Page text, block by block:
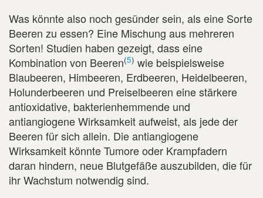
Was könnte also noch gesünder sein, als eine Sorte
Beeren zu essen? Eine Mischung aus mehreren
Sorten! Studien haben gezeigt, dass eine
Kombination von Beeren(5) wie beispielsweise
Blaubeeren, Himbeeren, Erdbeeren, Heidelbeeren,
Holunderbeeren und Preiselbeeren eine stärkere
antioxidative, bakterienhemmende und
antiangiogene Wirksamkeit aufweist, als jede der
Beeren für sich allein. Die antiangiogene
Wirksamkeit könnte Tumore oder Krampfadern
daran hindern, neue Blutgefäße auszubilden, die für
ihr Wachstum notwendig sind.